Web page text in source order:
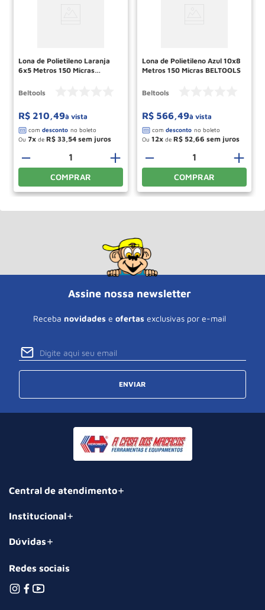
Lona de Polietileno Laranja
6x5 Metros 150 Micras
Beltools
R$ 210,49à vista
Ou 7 de R$ 33,54
＋
－
COMPRAR
Lona de Polietileno Azul 10x8
Metros 150 Micras BELTOOLS
Beltools
R$ 566,49à vista
Ou 12 de R$ 52,66
＋
－
COMPRAR
Assine nossa newsletter
Receba novidades e ofertas exclusivas por e-mail
ENVIAR
Central de atendimento
Institucional
Dúvidas
Redes sociais